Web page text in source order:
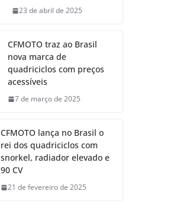
23 de abril de 2025
CFMOTO traz ao Brasil
nova marca de
quadriciclos com preços
acessíveis
7 de março de 2025
CFMOTO lança no Brasil o
rei dos quadriciclos com
snorkel, radiador elevado e
90 CV
21 de fevereiro de 2025